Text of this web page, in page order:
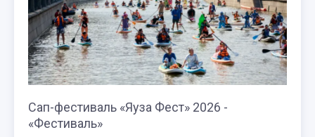
Сап-фестиваль «Яуза Фест» 2026 -
«Фестиваль»